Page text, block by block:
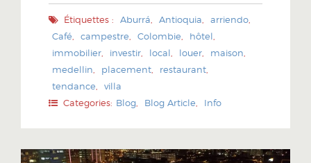
Étiquettes : Aburrá Antioquia arriendo
Café
campestre Colombie hôtel
immobilier
investir local louer maison
medellin
placement restaurant
tendance
villa
Categories: Blog Blog Article Info